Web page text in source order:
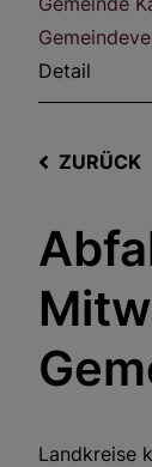
Detail
ZURÜCK
Landkreise